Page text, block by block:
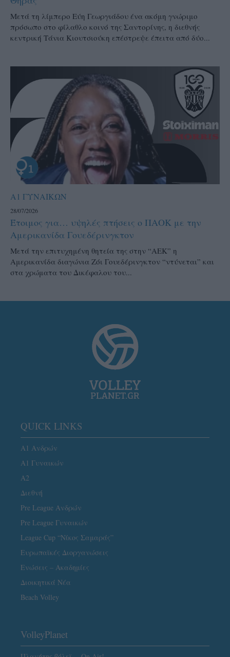
Μετά τη λίμπερο Εύη Γεωργιάδου ένα ακόμη γνώριμο
πρόσωπο στο φίλαθλο κοινό της Σαντορίνης, η διεθνής
κεντρική Τάνια Κιουτσιούκη επέστρεψε έπειτα από δύο...
Α1 ΓΥΝΑΙΚΩΝ
28/07/2026
Έτοιμος για… υψηλές πτήσεις ο ΠΑΟΚ με την
Αμερικανίδα Γουεδέρινγκτον
Μετά την επιτυχημένη θητεία της στην “ΑΕΚ” η
Αμερικανίδα διαγώνια Ζόι Γουεδέρινγκτον “ντύνεται” και
στα χρώματα του Δικέφαλου του...
QUICK LINKS
Α1 Ανδρών
Α1 Γυναικών
A2
Διεθνή
Pre League Ανδρών
Pre League Γυναικών
League Cup “Νίκος Σαμαράς”
Ευρωπαϊκές Διοργανώσεις
Ενώσεις – Ακαδημίες
Διοικητικά Νέα
Beach Volley
VolleyPlanet